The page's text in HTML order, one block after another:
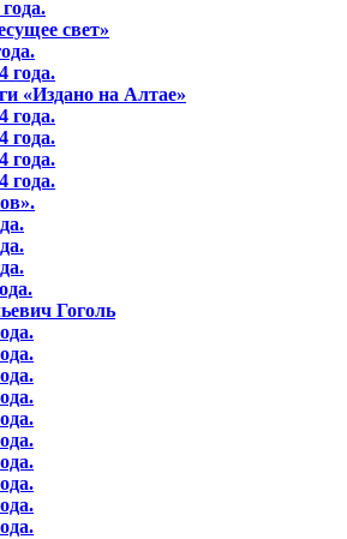
свет»
года.
«Издано на Алтае»
года.
года.
года.
года.
Гоголь